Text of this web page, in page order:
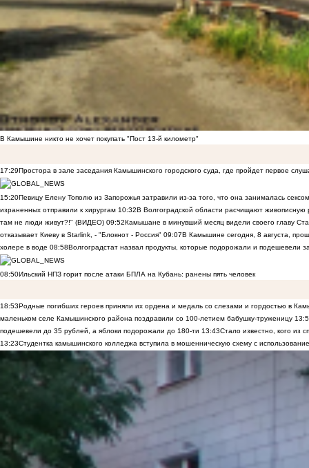
В Камышине никто не хочет покупать "Пост 13-й километр"
17:29Простора в зале заседания Камышинского городского суда, где пройдет первое
15:20Певицу Елену Тополю из Запорожья затравили из-за того, что она занималась
израненных отправили к хирургам 10:32В Волгоградской области расчищают
там не люди живут?!" (ВИДЕО) 09:52Камышане в минувший месяц видели своего главу
отказывает Киеву в Starlink, - "Блокнот - Россия" 09:07В Камышине сегодня, 8 августа,
холере в воде 08:58Волгоградстат назвал продукты, которые подорожали и подешевели
08:50Ильский НПЗ горит после атаки БПЛА на Кубань: ранены пять человек
18:53Родные погибших героев приняли их ордена и медаль со слезами и гордостью в
маленьком селе Камышинского района поздравили со 100-летием бабушку-труженицу
подешевели до 35 рублей, а яблоки подорожали до 180-ти 13:43Стало известно, кого из
13:23Студентка камышинского колледжа вступила в мошенническую схему с